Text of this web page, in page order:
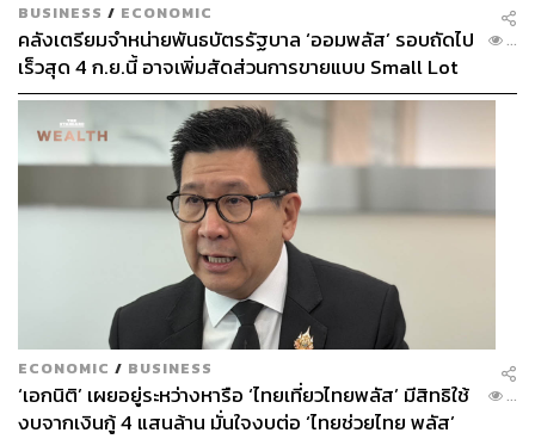
BUSINESS / ECONOMIC
คลังเตรียมจำหน่ายพันธบัตรรัฐบาล ‘ออมพลัส’ รอบถัดไป
เร็วสุด 4 ก.ย.นี้ อาจเพิ่มสัดส่วนการขายแบบ Small Lot
First มากขึ้น
...
ECONOMIC / BUSINESS
‘เอกนิติ’ เผยอยู่ระหว่างหารือ ‘ไทยเที่ยวไทยพลัส’ มีสิทธิใช้
งบจากเงินกู้ 4 แสนล้าน มั่นใจงบต่อ ‘ไทยช่วยไทย พลัส’
...